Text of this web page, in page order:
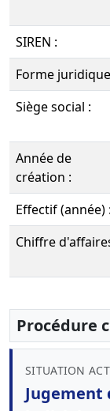
SIREN :
Forme
Siège social :
Année de
création :
Effectif (année) :
Chiffre
Procédure
SITUATION